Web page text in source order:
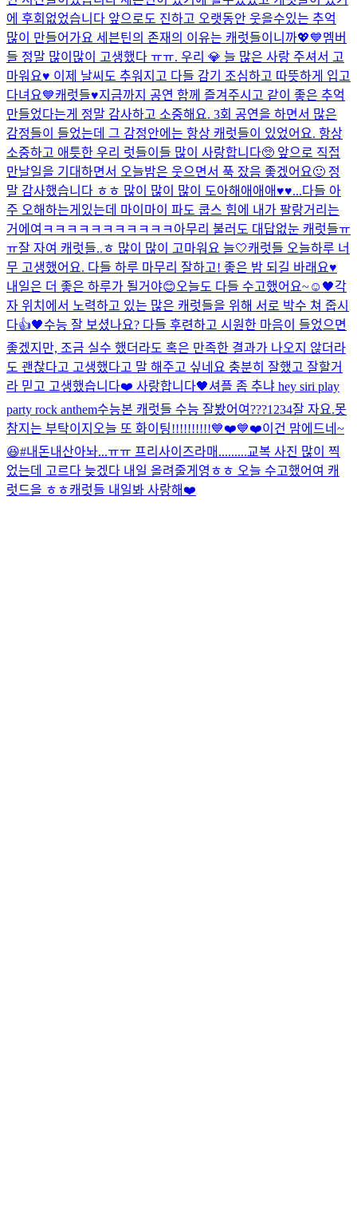
에 후회없었습니다 앞으로도 진하고 오랫동안 웃을수있는 추억
많이 만들어가요 세븐틴의 존재의 이유는 캐럿들이니까💖💙멤버
들 정말 많이많이 고생했다 ㅠㅠ. 우리 💎 늘 많은 사랑 주셔서 고
마워요♥️ 이제 날씨도 추워지고 다들 감기 조심하고 따뜻하게 입고
다녀요💙캐럿들♥️지금까지 공연 함께 즐겨주시고 같이 좋은 추억
만들었다는게 정말 감사하고 소중해요. 3회 공연을 하면서 많은
감정들이 들었는데 그 감정안에는 항상 캐럿들이 있었어요. 항상
소중하고 애틋한 우리 럿들이들 많이 사랑합니다🥺 앞으로 직접
만날일을 기대하면서 오늘밤은 웃으면서 푹 잤음 좋겠어요🙂 정
말 감사했습니다 ㅎㅎ 많이 많이 많이 도아해애애애♥️♥...다들 아
주 오해하는게있는데 마이마이 파도 쿱스 힘에 내가 팔랑거리는
거에여ㅋㅋㅋㅋㅋㅋㅋㅋㅋㅋㅋ 아무리 불러도 대답없눈 캐럿들ㅠ
ㅠ잘 자여 캐럿들..ㅎ 많이 많이 고마워요 늘🤍캐럿들 오늘하루 너
무 고생했어요. 다들 하루 마무리 잘하고! 좋은 밤 되길 바래요♥️
내일은 더 좋은 하루가 될거야😊오늘도 다들 수고했어요~☺️ 🖤각
자 위치에서 노력하고 있는 많은 캐럿들을 위해 서로 박수 쳐 줍시
다👍🖤수능 잘 보셨나요? 다들 후련하고 시원한 마음이 들었으면
좋겠지만, 조금 실수 했더라도 혹은 만족한 결과가 나오지 않더라
도 괜찮다고 고생했다고 말 해주고 싶네요 충분히 잘했고 잘할거
라 믿고 고생했습니다❤️ 사랑합니다🖤셔플 좀 추냐 hey siri play
party rock anthem수능본 캐럿들 수능 잘봤어여???1234잘 자요.못
참지는 부탁이지 오늘 또 화이팅!!!!!!!!!!💙❤️💙❤️이건 맘에드네~
😆#내돈내산아놔...ㅠㅠ 프리사이즈라매.........교복 사진 많이 찍
었는데 고르다 늦겠다 내일 올려줄게영ㅎㅎ 오늘 수고했어여 캐
럿드을 ㅎㅎ캐럿들 내일봐 사랑해❤️